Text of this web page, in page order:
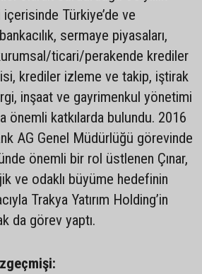
içerisinde Türkiye’de ve
sermaye piyasaları,
ticari/perakende krediler
krediler izleme ve takip, iştirak
inşaat ve gayrimenkul yönetimi
önemli katkılarda bulundu. 2016
AG Genel Müdürlüğü görevinde
önemli bir rol üstlenen Çınar,
ve odaklı büyüme hedefinin
Trakya Yatırım Holding’in
da görev yaptı.